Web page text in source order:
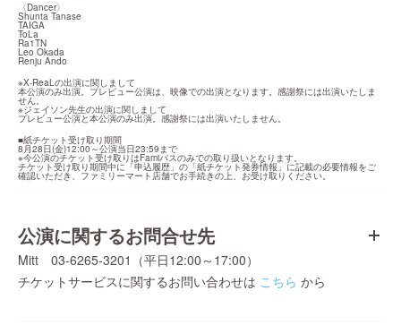
〈Dancer〉
Shunta Tanase
TAIGA
ToLa
Ra1TN
Leo Okada
Renju Ando
※X-ReaLの出演に関しまして
本公演のみ出演。プレビュー公演は、映像での出演となります。感謝祭には出演いたしま
せん。
※ジェイソン先生の出演に関しまして
プレビュー公演と本公演のみ出演。感謝祭には出演いたしません。
■紙チケット受け取り期間
8月28日(金)12:00～公演当日23:59まで
※今公演のチケット受け取りはFamiパスのみでの取り扱いとなります。
チケット受け取り期間中に「申込履歴」の「紙チケット発券情報」に記載の必要情報をご
確認いただき、ファミリーマート店舗でお手続きの上、お受け取りください。
公演に関するお問合せ先
Mitt 03-6265-3201（平日12:00～17:00）
チケットサービスに関するお問い合わせは こちら から